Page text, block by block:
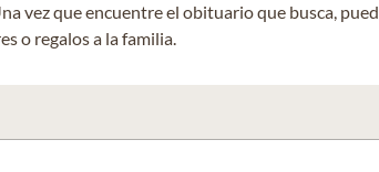
vez que encuentre el obituario que busca,
o regalos a la familia.